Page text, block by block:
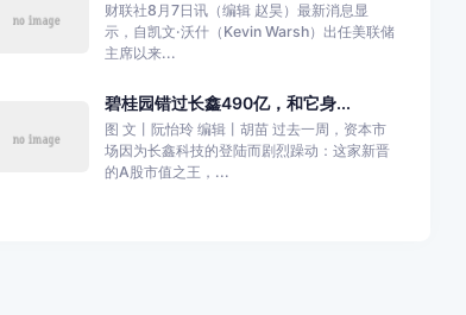
财联社8月7日讯（编辑 赵昊）最新消息显
示，自凯文·沃什（Kevin Warsh）出任美联储
主席以来...
碧桂园错过长鑫490亿，和它身...
图 文丨阮怡玲 编辑丨胡苗 过去一周，资本市
场因为长鑫科技的登陆而剧烈躁动：这家新晋
的A股市值之王，...